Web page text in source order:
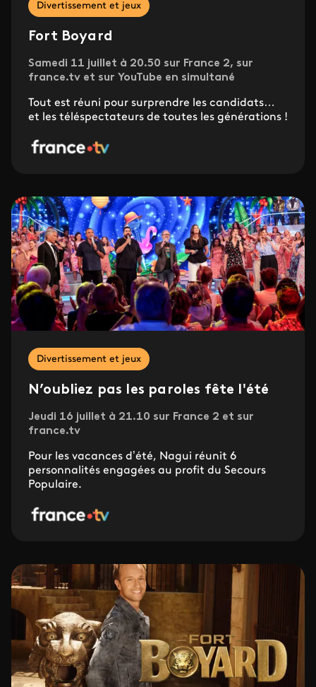
Divertissement et jeux
Fort Boyard
Samedi 11 juillet à 20.50 sur France 2, sur
france.tv et sur YouTube en simultané
Tout est réuni pour surprendre les candidats…
et les téléspectateurs de toutes les générations !
Divertissement et jeux
N’oubliez pas les paroles fête l'été
Jeudi 16 juillet à 21.10 sur France 2 et sur
france.tv
Pour les vacances d’été, Nagui réunit 6
personnalités engagées au profit du Secours
Populaire.